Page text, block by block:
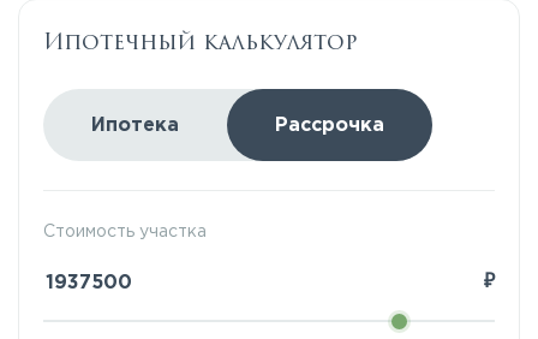
Ипотечный калькулятор
Ипотека Рассрочка
Стоимость участка
₽